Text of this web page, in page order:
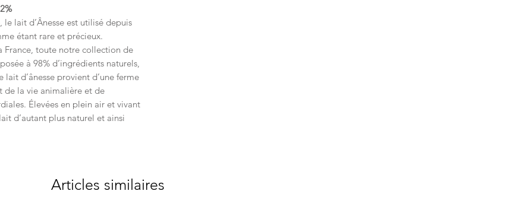
lait d’Ânesse est utilisé depuis
étant rare et précieux.
France, toute notre collection de
à 98% d’ingrédients naturels,
lait d’ânesse provient d’une ferme
de la vie animalière et de
Élevées en plein air et vivant
d’autant plus naturel et ainsi
Articles similaires